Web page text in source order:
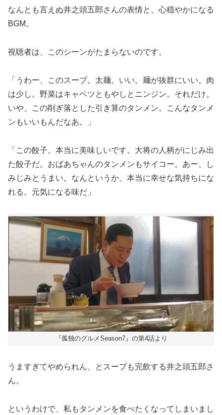
なんとも言えぬ井之頭五郎さんの表情と、心穏やかになる
BGM。
視聴者は、このシーンがたまらないのです。
「うわー、このスープ。太麺。いい。麺が抜群にいい。肉
は少し。野菜はキャベツともやしとニンジン。それだけ。
いや、この削ぎ落とした引き算のタンメン。こんなタンメ
ンもいいもんだなあ。」
「この餃子。本当に美味しいです。大将の人柄がにじみ出
た餃子だ。おばあちゃんのタンメンもサイコー。あー、し
みじみとうまい。なんというか、本当に幸せな気持ちにな
れる。元気になる味だ」
『孤独のグルメSeason7』の第4話より
うますぎてやめられん、とスープも完飲する井之頭五郎さ
ん。
というわけで、私もタンメンを食べたくなってしまいまし